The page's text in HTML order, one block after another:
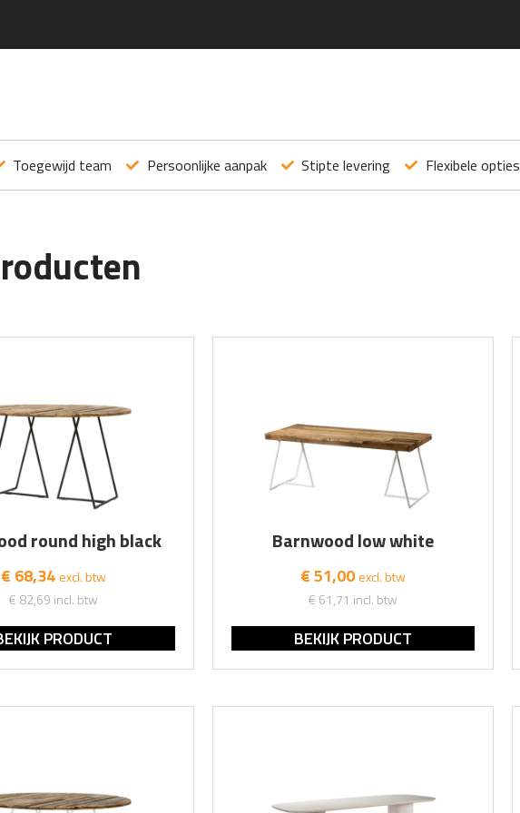
Toegewijd team Persoonlijke aanpak Stipte levering Flexibele opties
round high black
€ 68,34 excl. btw
€ 82,69 incl. btw
PRODUCT
Barnwood low white
€ 51,00 excl. btw
€ 61,71 incl. btw
BEKIJK PRODUCT